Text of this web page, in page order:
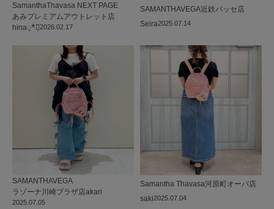
2026.02.17
SamanthaThavasa NEXT PAGE
あみプレミアムアウトレット店
hina◌̥*⃝̣
2025.07.14
SAMANTHAVEGA近鉄パッセ店
Seira
2025.07.05
SAMANTHAVEGA
ラゾーナ川崎プラザ店akari
2025.07.04
Samantha Thavasa河原町オーパ店
saki